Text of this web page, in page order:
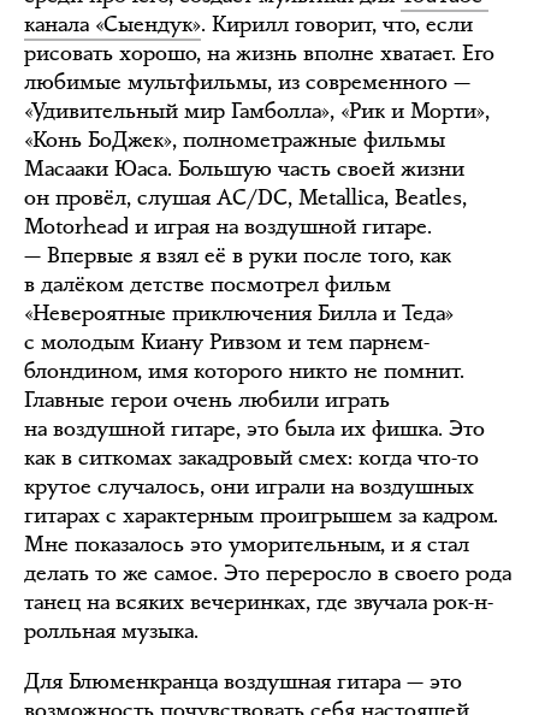
канала «Сыендук». Кирилл говорит, что, если
рисовать хорошо, на жизнь вполне хватает. Его
любимые мультфильмы, из современного —
«Удивительный мир Гамболла», «Рик и Морти»,
«Конь БоДжек», полнометражные фильмы
Масааки Юаса. Большую часть своей жизни
он провёл, слушая AC/DC, Metallica, Beatles,
Motorhead и играя на воздушной гитаре.
— Впервые я взял её в руки после того, как
в далёком детстве посмотрел фильм
«Невероятные приключения Билла и Теда»
с молодым Киану Ривзом и тем парнем-
блондином, имя которого никто не помнит.
Главные герои очень любили играть
на воздушной гитаре, это была их фишка. Это
как в ситкомах закадровый смех: когда что-то
крутое случалось, они играли на воздушных
гитарах с характерным проигрышем за кадром.
Мне показалось это уморительным, и я стал
делать то же самое. Это переросло в своего рода
танец на всяких вечеринках, где звучала рок-н-
ролльная музыка.
Для Блюменкранца воздушная гитара — это